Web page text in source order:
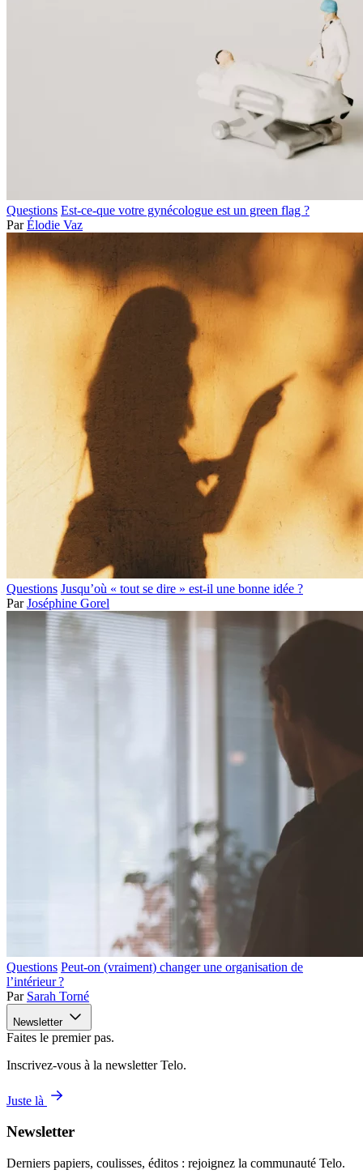
Questions Est-ce-que votre gynécologue est un green flag ?
Par Élodie Vaz
Questions Jusqu’où « tout se dire » est-il une bonne idée ?
Par Joséphine Gorel
Questions Peut-on (vraiment) changer une organisation de
l’intérieur ?
Par Sarah Torné
Newsletter
Faites le premier pas.
Inscrivez-vous à la newsletter Telo.
Juste là
Newsletter
Derniers papiers, coulisses, éditos : rejoignez la communauté Telo.